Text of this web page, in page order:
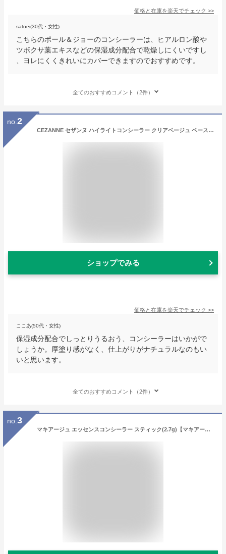
価格と在庫を楽天でチェック >>
satoei(30代・女性)
こちらのポール＆ジョーのコンシーラーは、ヒアルロン酸や
ツボクサ葉エキスなどの保湿成分配合で乾燥しにくいですし
、ヨレにくくきれいにカバーできますのでおすすめです。
全てのおすすめコメント（2件）
no. 2
CEZANNE セザンヌ ハイライトコンシーラー クリアベージュ ベースメイク 化粧下地 コンシーラー 保湿 乾燥 ハイライト[ギフトラッピング対応]
ショップでみる
価格と在庫を楽天でチェック >>
ここあ(50代・女性)
保湿成分配合でしっとりうるおう、コンシーラーはいかがで
しょうか。厚塗り感がなく、仕上がりがナチュラルなのもい
いと思います。
全てのおすすめコメント（2件）
no. 3
マキアージュ エッセンスコンシーラー スティック(2.7g)【マキアージュ(MAQUillAGE)】[コンシーラー 下地 シミ消し クマ]